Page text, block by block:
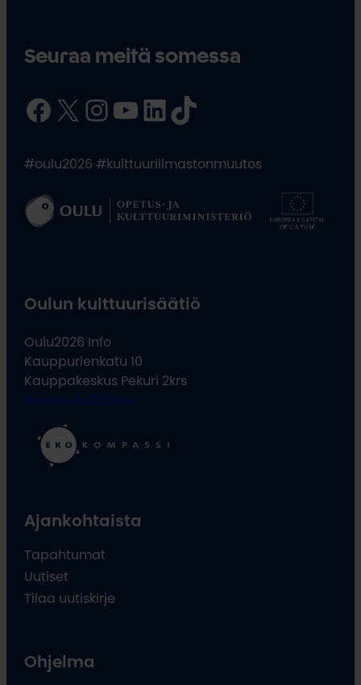
Seuraa meitä somessa
Facebook X InstagramYouTube LinkedIn TikTok
#oulu2026 #kulttuuriilmastonmuutos
Oulun kulttuurisäätiö
Oulu2026 Info
Kauppurienkatu 10
Kauppakeskus Pekuri 2krs
info@oulu2026.eu
Ajankohtaista
Tapahtumat
Uutiset
Tilaa uutiskirje
Ohjelma